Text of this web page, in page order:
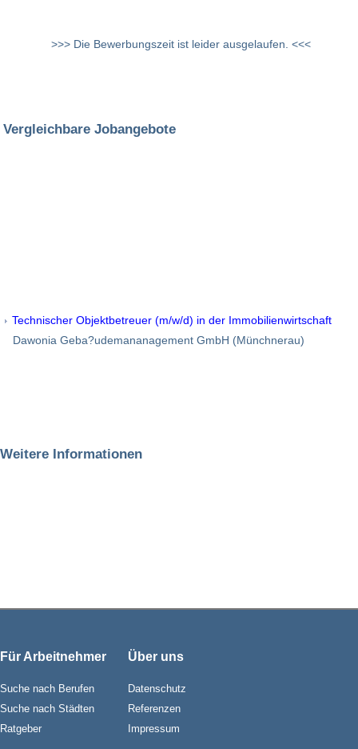
>>> Die Bewerbungszeit ist leider ausgelaufen. <<<
Vergleichbare Jobangebote
Technischer Objektbetreuer (m/w/d) in der Immobilienwirtschaft
Dawonia Geba?udemananagement GmbH (Münchnerau)
Weitere Informationen
Für Arbeitnehmer
Suche nach Berufen
Suche nach Städten
Ratgeber
Über uns
Datenschutz
Referenzen
Impressum